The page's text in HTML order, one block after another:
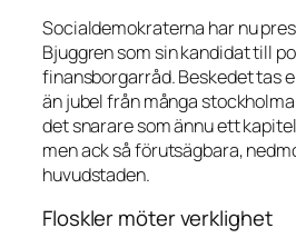
Socialdemokraterna har nu
Bjuggren som sin kandidat till
finansborgarråd. Beskedet tas
än jubel från många
det snarare som ännu ett
men ack så förutsägbara,
huvudstaden.
Floskler möter verklighet